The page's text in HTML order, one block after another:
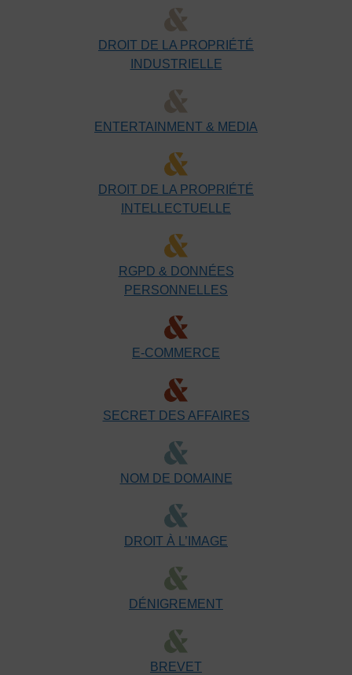
DROIT DE LA PROPRIÉTÉ
INDUSTRIELLE
ENTERTAINMENT & MEDIA
DROIT DE LA PROPRIÉTÉ
INTELLECTUELLE
RGPD & DONNÉES
PERSONNELLES
E-COMMERCE
SECRET DES AFFAIRES
NOM DE DOMAINE
DROIT À L’IMAGE
DÉNIGREMENT
BREVET